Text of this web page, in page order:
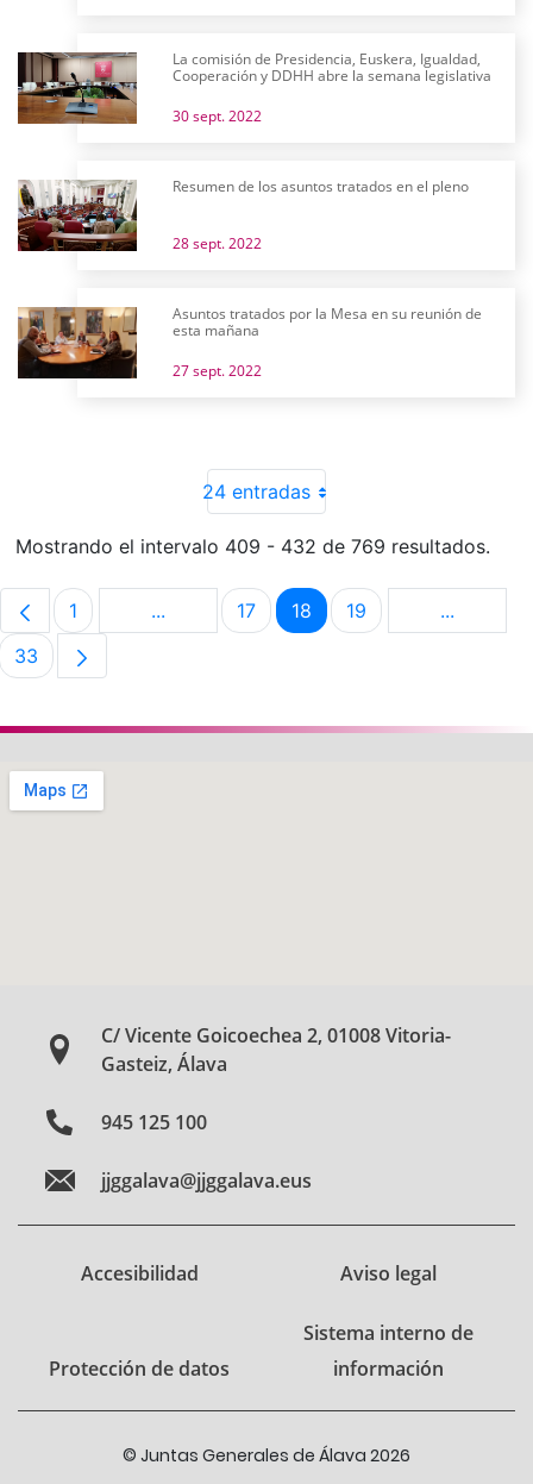
La comisión de Presidencia, Euskera, Igualdad,
Cooperación y DDHH abre la semana legislativa
30 sept. 2022
Resumen de los asuntos tratados en el pleno
28 sept. 2022
Asuntos tratados por la Mesa en su reunión de
esta mañana
27 sept. 2022
24 entradas
Mostrando el intervalo 409 - 432 de 769 resultados.
Página
1 ...Páginas intermedias Use TAB para
Página
17 Página
18 Página
19 ...Páginas
Página
33
C/ Vicente Goicoechea 2, 01008 Vitoria-
Gasteiz, Álava
945 125 100
jjggalava@jjggalava.eus
Accesibilidad Aviso legal
Protección de datos
Sistema interno de
información
© Juntas Generales de Álava 2026